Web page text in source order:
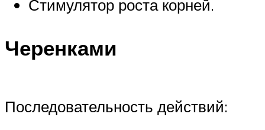
Стимулятор роста корней.
Черенками
Последовательность действий: